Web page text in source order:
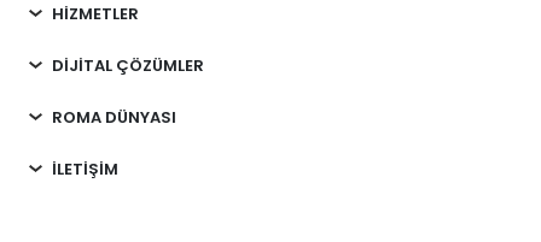
HİZMETLER
DİJİTAL ÇÖZÜMLER
ROMA DÜNYASI
İLETİŞİM